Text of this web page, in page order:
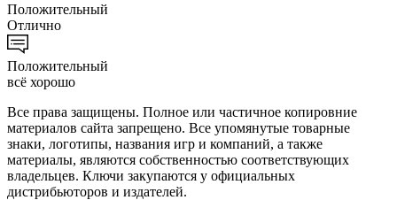
Положительный
Отлично
Положительный
всё хорошо
Все права защищены. Полное или частичное копировние
материалов сайта запрещено. Все упомянутые товарные
знаки, логотипы, названия игр и компаний, а также
материалы, являются собственностью соответствующих
владельцев. Ключи закупаются у официальных
дистрибьюторов и издателей.